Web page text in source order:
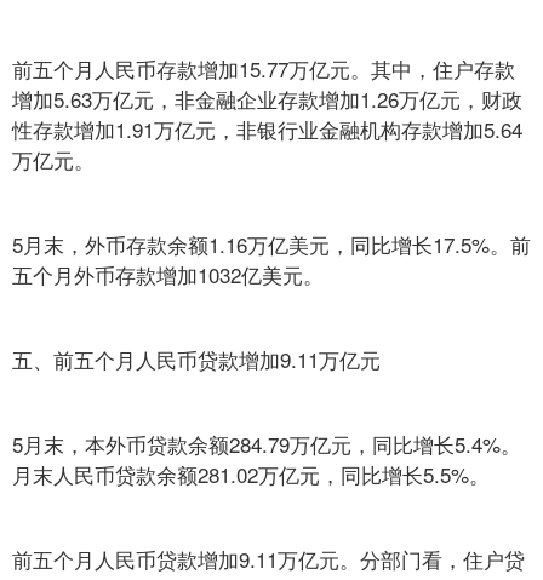
前五个月人民币存款增加15.77万亿元。其中，住户存款
增加5.63万亿元，非金融企业存款增加1.26万亿元，财政
性存款增加1.91万亿元，非银行业金融机构存款增加5.64
万亿元。
5月末，外币存款余额1.16万亿美元，同比增长17.5%。前
五个月外币存款增加1032亿美元。
五、前五个月人民币贷款增加9.11万亿元
5月末，本外币贷款余额284.79万亿元，同比增长5.4%。
月末人民币贷款余额281.02万亿元，同比增长5.5%。
前五个月人民币贷款增加9.11万亿元。分部门看，住户贷